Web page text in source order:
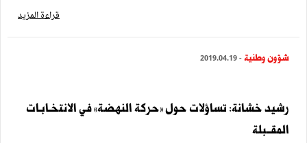
قراءة المزيد
شؤون وطنية - 2019.04.19
رشيد خشانة: تساؤلات حول »حركة النهضة« في الانتخـابـات
المقــبلة